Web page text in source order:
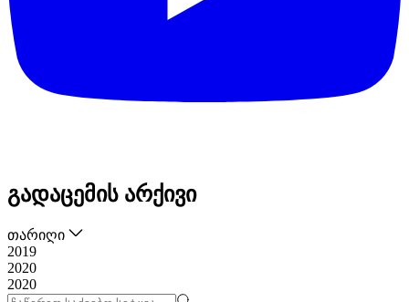
გადაცემის არქივი
თარიღი
2019
2020
2020